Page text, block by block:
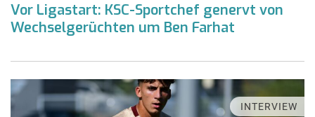
Vor Ligastart: KSC-Sportchef genervt von
Wechselgerüchten um Ben Farhat
INTERVIEW